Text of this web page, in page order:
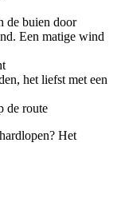
de buien door
Een matige wind
het liefst met een
de route
Het